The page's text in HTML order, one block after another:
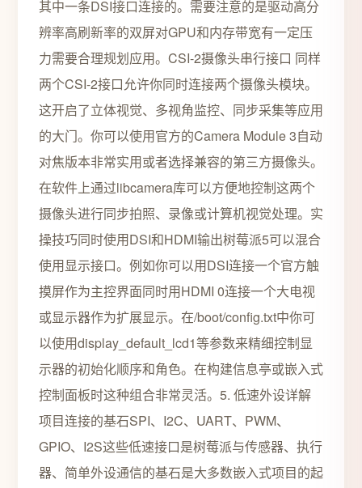
其中一条DSI接口连接的。需要注意的是驱动高分
辨率高刷新率的双屏对GPU和内存带宽有一定压
力需要合理规划应用。CSI-2摄像头串行接口 同样
两个CSI-2接口允许你同时连接两个摄像头模块。
这开启了立体视觉、多视角监控、同步采集等应用
的大门。你可以使用官方的Camera Module 3自动
对焦版本非常实用或者选择兼容的第三方摄像头。
在软件上通过libcamera库可以方便地控制这两个
摄像头进行同步拍照、录像或计算机视觉处理。实
操技巧同时使用DSI和HDMI输出树莓派5可以混合
使用显示接口。例如你可以用DSI连接一个官方触
摸屏作为主控界面同时用HDMI 0连接一个大电视
或显示器作为扩展显示。在/boot/config.txt中你可
以使用display_default_lcd1等参数来精细控制显
示器的初始化顺序和角色。在构建信息亭或嵌入式
控制面板时这种组合非常灵活。5. 低速外设详解
项目连接的基石SPI、I2C、UART、PWM、
GPIO、I2S这些低速接口是树莓派与传感器、执行
器、简单外设通信的基石是大多数嵌入式项目的起